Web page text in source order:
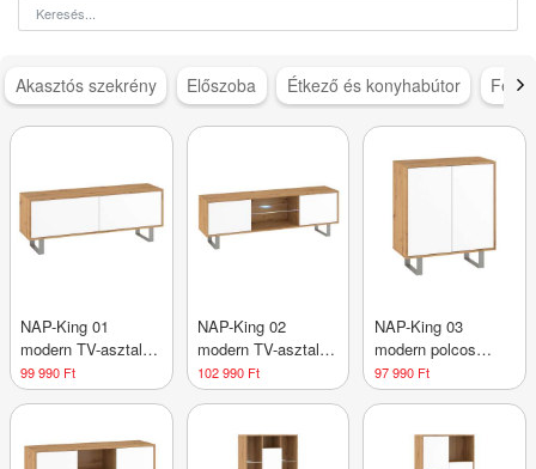
Akasztós szekrény Előszoba Étkező és konyhabútor
NAP-King 01
modern TV-asztal
140 cm
99 990 Ft
NAP-King 02
modern TV-asztal
160 cm
102 990 Ft
NAP-King 03
modern polcos
komód
97 990 Ft